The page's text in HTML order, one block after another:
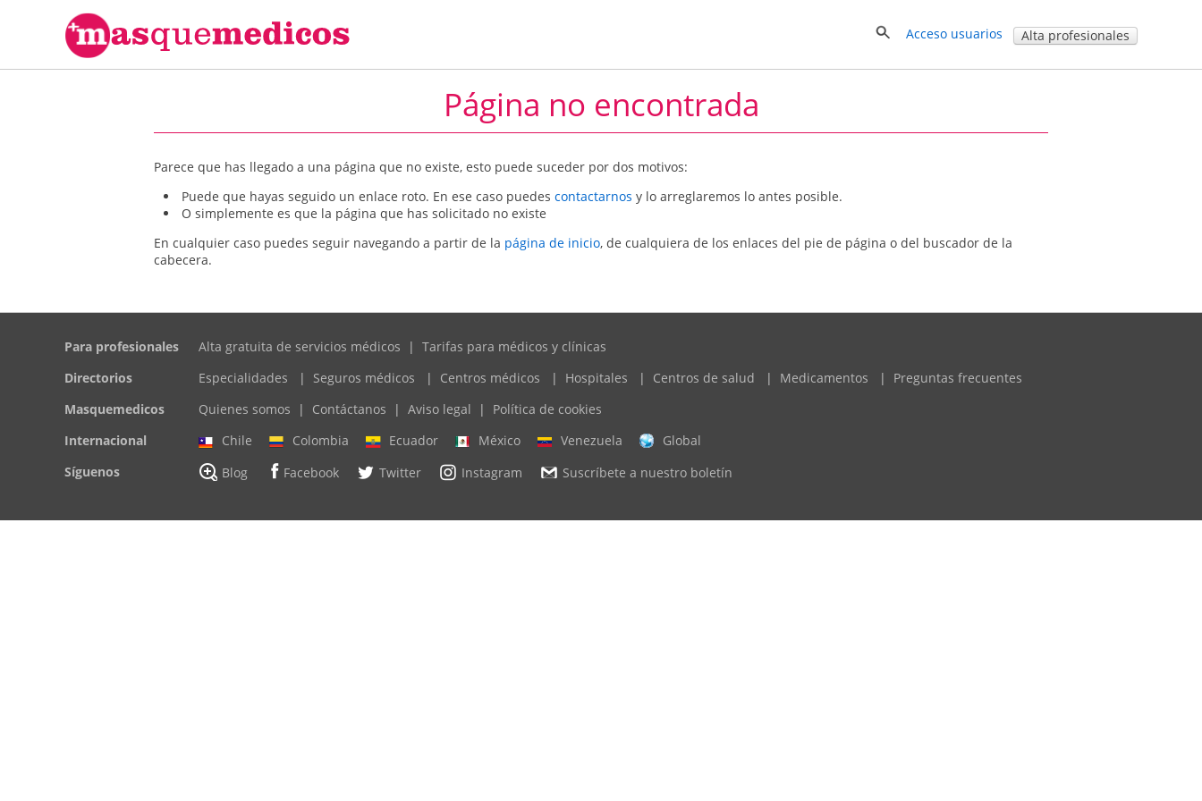
Acceso usuarios Alta profesionales
Página no encontrada
Parece que has llegado a una página que no existe, esto puede suceder por dos motivos:
Puede que hayas seguido un enlace roto. En ese caso puedes contactarnos y lo arreglaremos lo antes posible.
O simplemente es que la página que has solicitado no existe
En cualquier caso puedes seguir navegando a partir de la página de inicio, de cualquiera de los enlaces del pie de página o del buscador de la
cabecera.
Para profesionales Alta gratuita de servicios médicos | Tarifas para médicos y clínicas
Directorios
Especialidades | Seguros médicos | Centros médicos | Hospitales | Centros de salud | Medicamentos |
Preguntas frecuentes
Masquemedicos
Quienes somos | Contáctanos | Aviso legal |
Política de cookies
Internacional
Chile Colombia Ecuador México Venezuela
Global
Síguenos
Blog Facebook Twitter Instagram Suscríbete a nuestro boletín